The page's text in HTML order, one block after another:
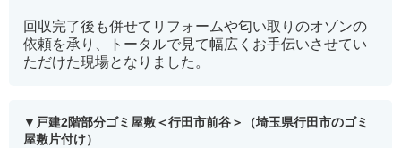
回収完了後も併せてリフォームや匂い取りのオゾンの
依頼を承り、トータルで見て幅広くお手伝いさせてい
ただけた現場となりました。
戸建2階部分ゴミ屋敷＜行田市前谷＞（埼玉県行田市のゴミ
屋敷片付け）